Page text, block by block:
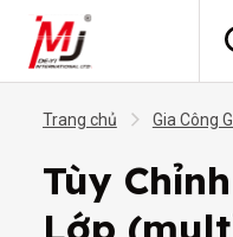
Trang chủ Gia Công
Tùy
Lớp